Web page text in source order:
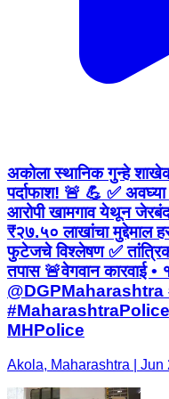
अकोला स्थानिक गुन्हे
पर्दाफाश! 🚨 💪 ✅
आरोपी खामगाव येथून
₹२७.५० लाखांचा
फुटेजचे विश्लेषण ✅ तांत्रिक
तपास 🚨वेगवान कारवाई
MHPolice
Akola, Maharashtra | Jun